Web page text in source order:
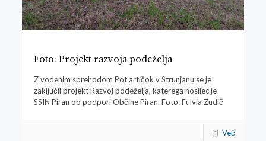
Foto: Projekt razvoja podeželja
Z vodenim sprehodom Pot artičok v Strunjanu se je
zaključil projekt Razvoj podeželja, katerega nosilec je
SSIN Piran ob podpori Občine Piran. Foto: Fulvia Zudič
Več